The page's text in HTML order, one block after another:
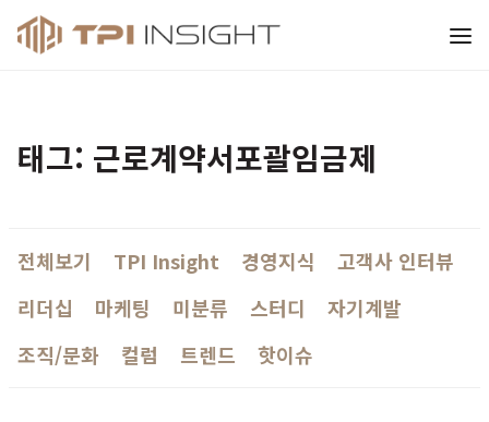
티피아이 인사이트
태그: 근로계약서포괄임금제
전체보기 TPI Insight 경영지식
고객사 인터뷰
리더십
마케팅 미분류 스터디
자기계발
조직/문화
컬럼 트렌드 핫이슈